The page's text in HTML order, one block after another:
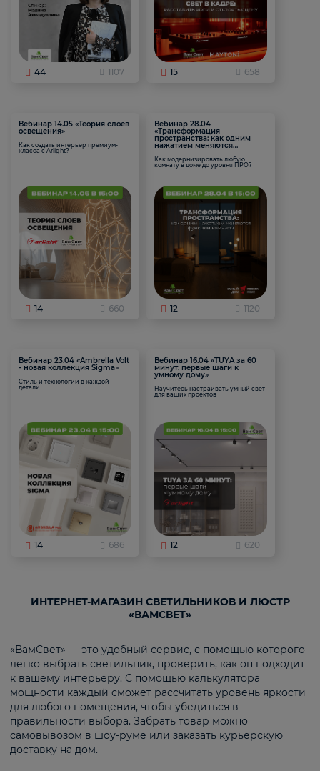
44 1107 15 658
Вебинар 14.05 «Теория слоев
освещения»
Как создать интерьер премиум-
класса с Arlight?
14 660
Вебинар 28.04
«Трансформация
пространства: как одним
нажатием меняются
Как модернизировать любую
комнату в доме до уровня ПРО?
12 1120
Вебинар 23.04 «Ambrella Volt
- новая коллекция Sigma»
Стиль и технологии в каждой
детали
14 686
Вебинар 16.04 «TUYA за 60
минут: первые шаги к
умному дому»
Научитесь настраивать умный свет
для ваших проектов
12 620
ИНТЕРНЕТ-МАГАЗИН СВЕТИЛЬНИКОВ И ЛЮСТР
«ВАМСВЕТ»
«ВамСвет» — это удобный сервис, с помощью которого
легко выбрать светильник, проверить, как он подходит
к вашему интерьеру. С помощью калькулятора
мощности каждый сможет рассчитать уровень яркости
для любого помещения, чтобы убедиться в
правильности выбора. Забрать товар можно
самовывозом в шоу-руме или заказать курьерскую
доставку на дом.